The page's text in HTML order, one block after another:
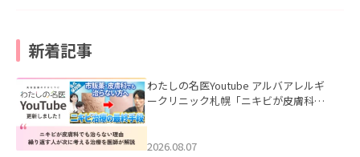
新着記事
わたしの名医Youtube アルバアレルギ
ークリニック札幌「ニキビが皮膚科で
ました。
2026.08.07